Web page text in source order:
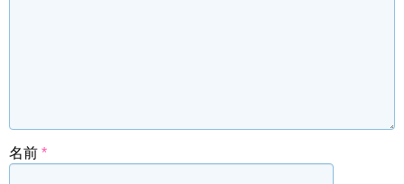
名前 *